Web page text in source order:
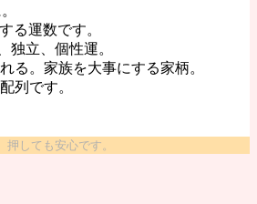
る運数です。
独立、個性運。
る。家族を大事にする家柄。
列です。
しても安心です。